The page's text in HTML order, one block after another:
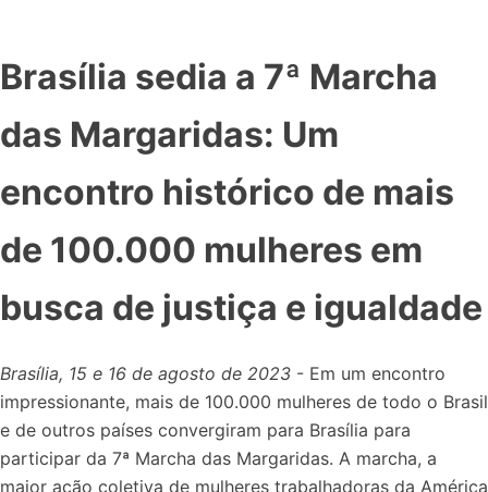
Brasília sedia a 7ª Marcha
das Margaridas: Um
encontro histórico de mais
de 100.000 mulheres em
busca de justiça e igualdade
Brasília, 15 e 16 de agosto de 2023 - Em um encontro
impressionante, mais de 100.000 mulheres de todo o Brasil
e de outros países convergiram para Brasília para
participar da 7ª Marcha das Margaridas. A marcha, a
maior ação coletiva de mulheres trabalhadoras da América